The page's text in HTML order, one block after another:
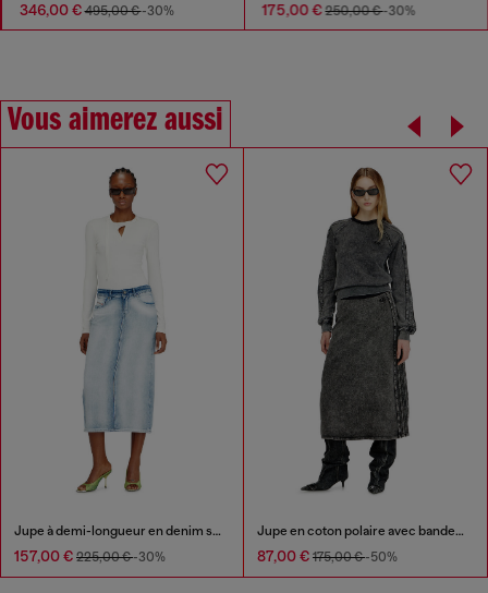
346,00 €495,00 €-30% 175,00 €250,00 €-30%
Vous aimerez aussi
Jupe à demi-longueur en denim skeleton mi-léger
157,00 € 225,00 €-30%
Jupe en coton polaire avec bandes latérales
87,00 € 175,00 €-50%